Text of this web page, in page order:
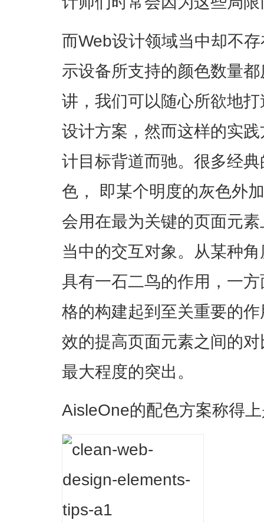
而Web设计领域当中却不
示设备所支持的颜色数量
讲，我们可以随心所欲地
设计方案，然而这样的实
计目标背道而驰。很多经
色， 即某个明度的灰色外
会用在最为关键的页面元
当中的交互对象。从某种
具有一石二鸟的作用，一
格的构建起到至关重要的
效的提高页面元素之间的
最大程度的突出。
AisleOne的配色方案称得